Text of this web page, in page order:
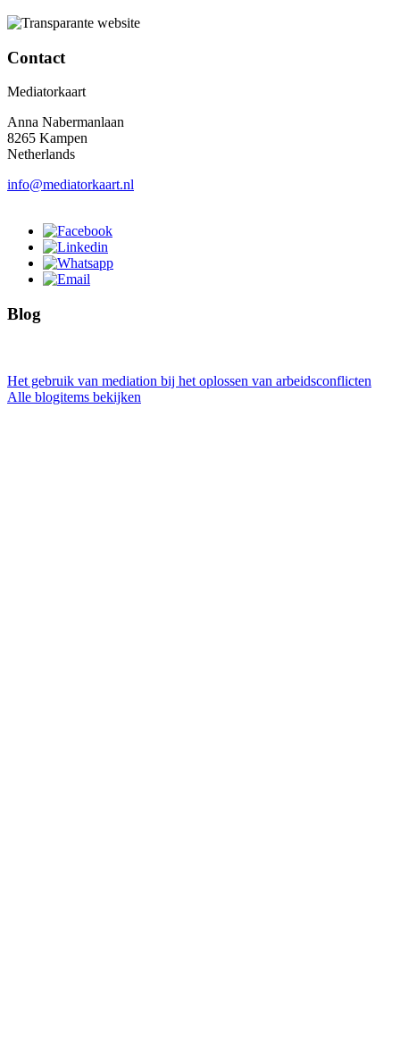
Contact
Mediatorkaart
Anna Nabermanlaan
8265 Kampen
Netherlands
info@mediatorkaart.nl
Blog
Het gebruik van mediation bij het oplossen van arbeidsconflicten
Alle blogitems bekijken